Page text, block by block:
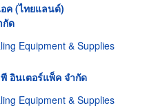
ค (ไทยแลนด์)
กัด
Equipment & Supplies
อินเตอร์แพ็ค จำกัด
Equipment & Supplies